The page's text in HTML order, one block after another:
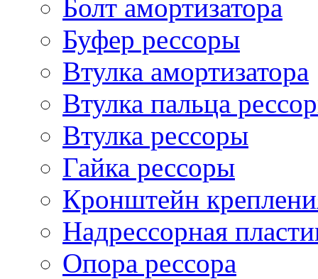
Болт амортизатора
Буфер рессоры
Втулка амортизатора
Втулка пальца
Втулка рессоры
Гайка рессоры
Кронштейн
Надрессорная
Опора рессора